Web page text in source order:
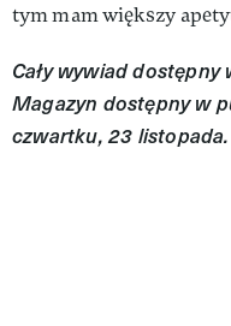
tym mam większy
Cały wywiad
Magazyn dostępny w
czwartku, 23 listopada.